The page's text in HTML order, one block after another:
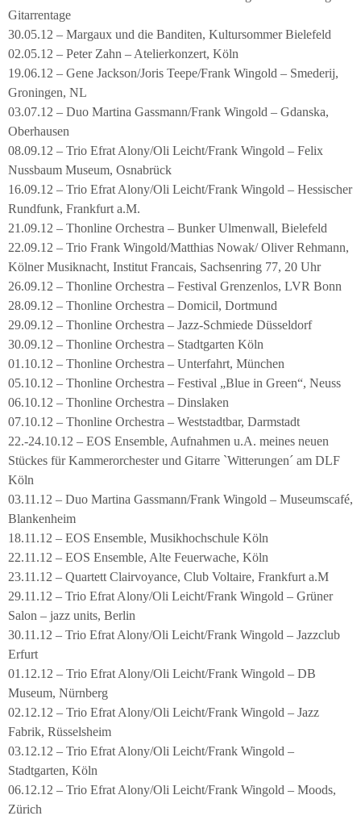
Gitarrentage
30.05.12 – Margaux und die Banditen, Kultursommer Bielefeld
02.05.12 – Peter Zahn – Atelierkonzert, Köln
19.06.12 – Gene Jackson/Joris Teepe/Frank Wingold – Smederij,
Groningen, NL
03.07.12 – Duo Martina Gassmann/Frank Wingold – Gdanska,
Oberhausen
08.09.12 – Trio Efrat Alony/Oli Leicht/Frank Wingold – Felix
Nussbaum Museum, Osnabrück
16.09.12 – Trio Efrat Alony/Oli Leicht/Frank Wingold – Hessischer
Rundfunk, Frankfurt a.M.
21.09.12 – Thonline Orchestra – Bunker Ulmenwall, Bielefeld
22.09.12 – Trio Frank Wingold/Matthias Nowak/ Oliver Rehmann,
Kölner Musiknacht, Institut Francais, Sachsenring 77, 20 Uhr
26.09.12 – Thonline Orchestra – Festival Grenzenlos, LVR Bonn
28.09.12 – Thonline Orchestra – Domicil, Dortmund
29.09.12 – Thonline Orchestra – Jazz-Schmiede Düsseldorf
30.09.12 – Thonline Orchestra – Stadtgarten Köln
01.10.12 – Thonline Orchestra – Unterfahrt, München
05.10.12 – Thonline Orchestra – Festival „Blue in Green“, Neuss
06.10.12 – Thonline Orchestra – Dinslaken
07.10.12 – Thonline Orchestra – Weststadtbar, Darmstadt
22.-24.10.12 – EOS Ensemble, Aufnahmen u.A. meines neuen
Stückes für Kammerorchester und Gitarre `Witterungen´ am DLF
Köln
03.11.12 – Duo Martina Gassmann/Frank Wingold – Museumscafé,
Blankenheim
18.11.12 – EOS Ensemble, Musikhochschule Köln
22.11.12 – EOS Ensemble, Alte Feuerwache, Köln
23.11.12 – Quartett Clairvoyance, Club Voltaire, Frankfurt a.M
29.11.12 – Trio Efrat Alony/Oli Leicht/Frank Wingold – Grüner
Salon – jazz units, Berlin
30.11.12 – Trio Efrat Alony/Oli Leicht/Frank Wingold – Jazzclub
Erfurt
01.12.12 – Trio Efrat Alony/Oli Leicht/Frank Wingold – DB
Museum, Nürnberg
02.12.12 – Trio Efrat Alony/Oli Leicht/Frank Wingold – Jazz
Fabrik, Rüsselsheim
03.12.12 – Trio Efrat Alony/Oli Leicht/Frank Wingold –
Stadtgarten, Köln
06.12.12 – Trio Efrat Alony/Oli Leicht/Frank Wingold – Moods,
Zürich